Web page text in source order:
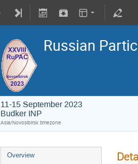
Russian
11-15 September 2023
Budker INP
Asia/Novosibirsk timezone
Overview